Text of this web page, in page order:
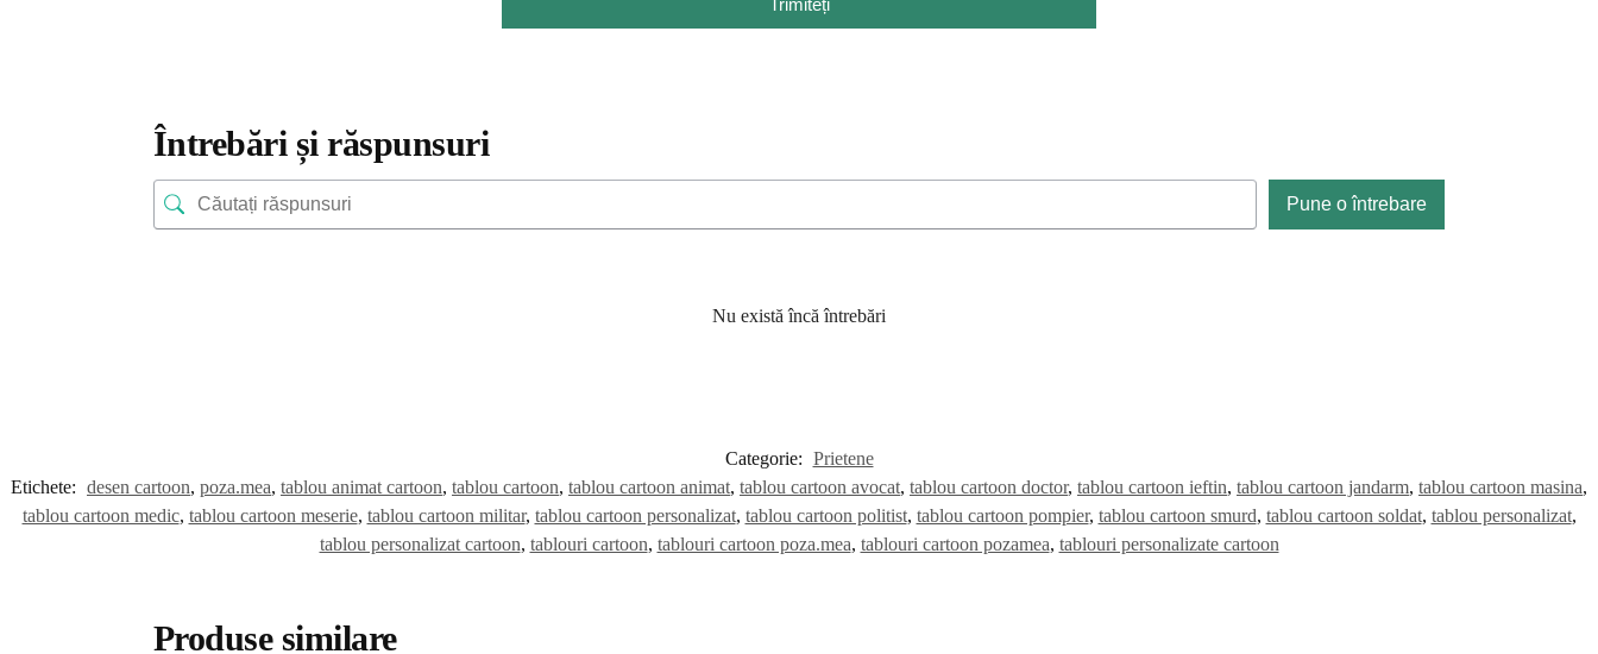
Întrebări și răspunsuri
Pune o întrebare
Nu există încă întrebări
Categorie: Prietene
Etichete: desen cartoon, poza.mea, tablou animat cartoon, tablou cartoon, tablou cartoon animat, tablou cartoon avocat, tablou cartoon doctor, tablou cartoon ieftin, tablou cartoon jandarm, tablou cartoon masina,
tablou cartoon medic, tablou cartoon meserie, tablou cartoon militar, tablou cartoon personalizat, tablou cartoon politist, tablou cartoon pompier, tablou cartoon smurd, tablou cartoon soldat, tablou personalizat,
tablou personalizat cartoon, tablouri cartoon, tablouri cartoon poza.mea, tablouri cartoon pozamea, tablouri personalizate cartoon
Produse similare